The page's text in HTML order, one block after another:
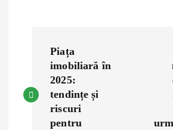
s
Piața
imobiliară în
2025:
tendințe și
riscuri
pentru